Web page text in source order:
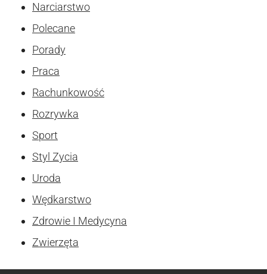
Narciarstwo
Polecane
Porady
Praca
Rachunkowość
Rozrywka
Sport
Styl Zycia
Uroda
Wędkarstwo
Zdrowie I Medycyna
Zwierzęta